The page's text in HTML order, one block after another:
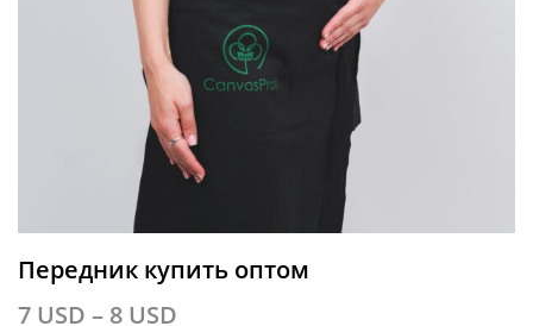
Передник купить оптом
7 USD – 8 USD